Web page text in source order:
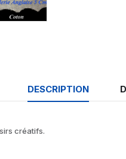
DESCRIPTION
créatifs.